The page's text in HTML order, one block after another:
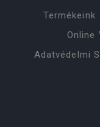
Termékeink
Online
Adatvédelmi